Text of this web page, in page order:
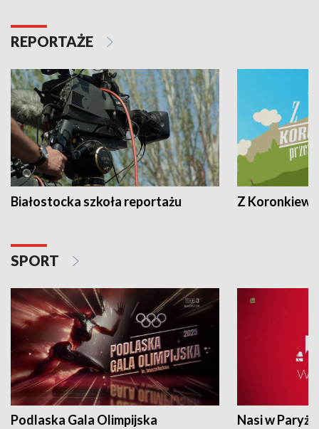
REPORTAŻE
Białostocka szkoła reportażu Z
SPORT
Podlaska Gala Olimpijska Nasi w Paryżu